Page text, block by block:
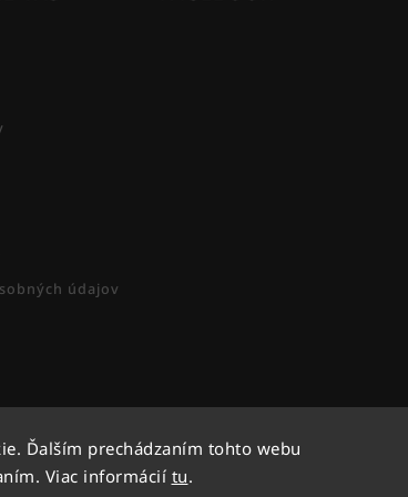
Ďalším prechádzaním tohto webu
Viac informácií tu.
údajov
2026 Activesport . Všetky práva vyhradené.